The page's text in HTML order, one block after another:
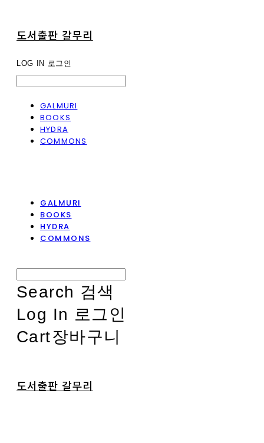
도서출판 갈무리
LOG IN 로그인
GALMURI
BOOKS
HYDRA
COMMONS
GALMURI
BOOKS
HYDRA
COMMONS
Search 검색
Log In 로그인
Cart장바구니
도서출판 갈무리